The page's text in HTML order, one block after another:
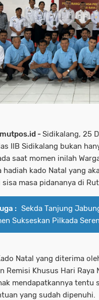
-Sidikalang, 25
IIB Sidikalang bukan
saat momen inilah
hadiah kado Natal yang
sisa masa pidananya di
: Sekda Tanjung
Sukseskan Pilkada
Natal yang diterima
Remisi Khusus Hari Raya
mendapatkannya tentu
yang sudah dipenuhi.